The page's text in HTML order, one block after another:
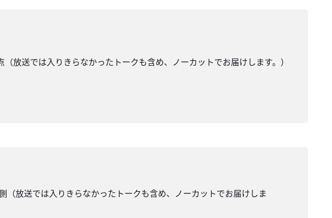
放送では入りきらなかったトークも含め、ノーカットでお届けします。）
放送では入りきらなかったトークも含め、ノーカットでお届けしま